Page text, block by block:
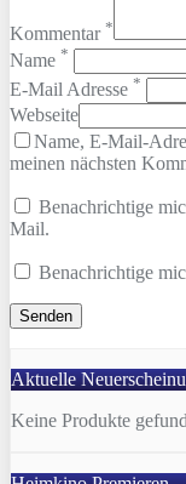
Kommentar *
Name *
E-Mail Adresse *
Webseite
Name, E-Mail-
meinen nächsten
Benachrichtige
Mail.
Benachrichtige
Aktuelle
Keine Produkte